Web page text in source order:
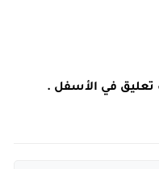
تعليق في الأسفل .